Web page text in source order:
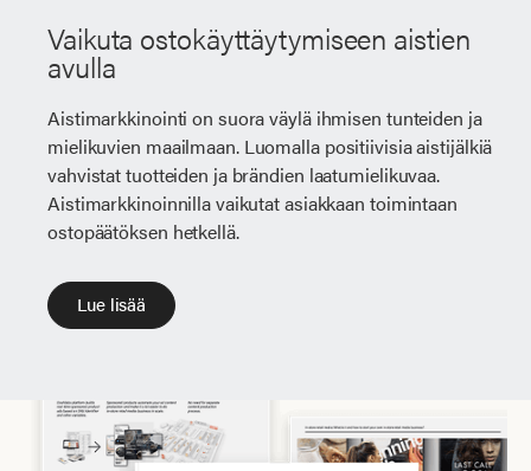
Vaikuta ostokäyttäytymiseen aistien
avulla
Aistimarkkinointi on suora väylä ihmisen tunteiden ja
mielikuvien maailmaan. Luomalla positiivisia aistijälkiä
vahvistat tuotteiden ja brändien laatumielikuvaa.
Aistimarkkinoinnilla vaikutat asiakkaan toimintaan
ostopäätöksen hetkellä.
Lue lisää